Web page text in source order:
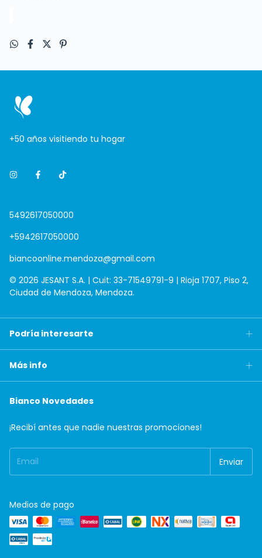
+50 años visitiendo tu hogar
5492617050000
+5942617050000
biancoonline.mendoza@gmail.com
© 2026 JESANT S.A. | Cuit: 33-71549791-9 | Rioja 1707, Piso 2,
Ciudad de Mendoza, Mendoza.
Podría interesarte
Más info
Bianco Novedades
¡Recibí antes que nadie nuestras promociones!
Medios de pago